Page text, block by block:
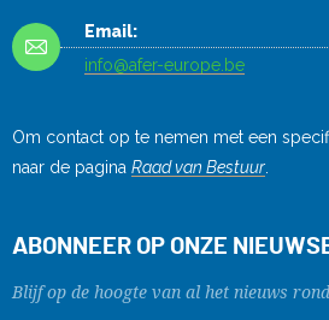
Email:
info@afer-europe.be
Om contact op te nemen met een
naar de pagina Raad van Bestuur
ABONNEER OP ONZE
Blijf op de hoogte van al het nieuws